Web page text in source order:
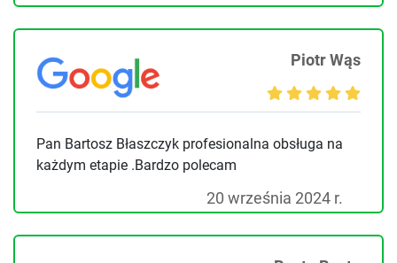
Piotr Wąs
Pan Bartosz Błaszczyk profesionalna obsługa na
każdym etapie .Bardzo polecam
20 września 2024 r.